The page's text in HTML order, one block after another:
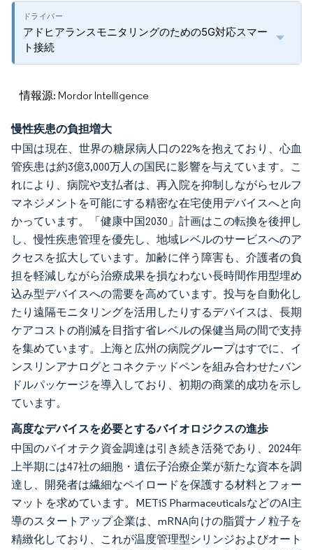
アドヒアランスモニタリングのための5G対応スマー
ト接続
情報源: Mordor Intelligence
慢性疾患の負担増大
中国は現在、世界の糖尿病人口の22%を抱えており、心血
管疾患は約3億3,000万人の国民に影響を与えています。こ
れにより、病院や支払者は、再入院を抑制しながらセルフ
マネジメントを可能にする精密な在宅使用デバイスへと向
かっています。「健康中国2030」計画はこの転換を後押し
し、慢性疾患管理を優先し、地域レベルのサービスへのア
クセスを拡大しています。加齢に伴う障害も、介護者の負
担を軽減しながら治療成果を損なわない長時間作用型埋め
込み型デバイスへの需要を高めています。投与を自動化し
たり遠隔モニタリングを活用したりするデバイスは、長期
ケアコストの削減を目指す省レベルの保健当局の間で支持
を集めています。上海と広州の病院グループはすでに、イ
ンスリンアナログとコネクテッドペンを組み合わせたバン
ドルパッケージを導入しており、初期の商業的成功を示し
ています。
高度なデバイスを必要とするバイオロジクスの進歩
中国のバイオテク資金調達は引き続き活発であり、2024年
上半期には47社の細胞・遺伝子治療企業が新たな資本を調
達し、開発者は繊細なペイロードを保護する材料とフォー
マットを求めています。METiS PharmaceuticalsなどのAI主
導のスタートアップ企業は、mRNA向けの脂質ナノ粒子を
精緻化しており、これが温度管理型シリンジおよびオート